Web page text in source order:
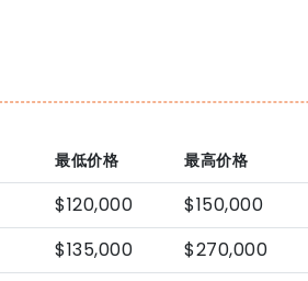
最低价格 最高价格
$120,000 $150,000
$135,000 $270,000